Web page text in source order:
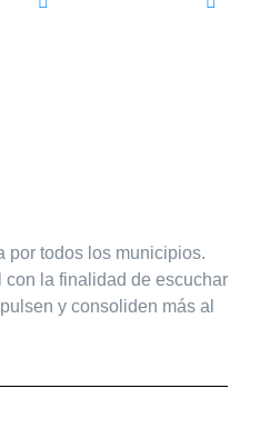
por todos los municipios.
con la finalidad de escuchar
y consoliden más al